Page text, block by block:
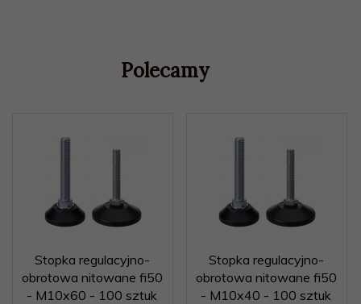
Polecamy
Stopka regulacyjno-
obrotowa nitowane fi50
- M10x60 - 100 sztuk
Stopka regulacyjno-
obrotowa nitowane fi50
- M10x40 - 100 sztuk